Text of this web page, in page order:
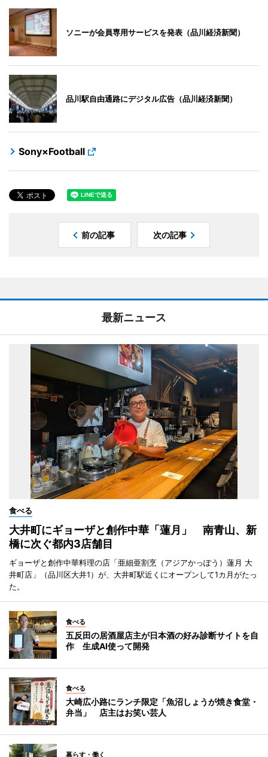
ソニーが会員専用サービスを発表（品川経済新聞）
品川駅自由通路にデジタル広告（品川経済新聞）
Sony×Football
前の記事 次の記事
最新ニュース
食べる
大井町にギョーザと創作中華「蓮月」 南青山、新
橋に次ぐ都内3店舗目
ギョーザと創作中華料理の店「亜細亜割烹（アジアかっぽう）蓮月 大
井町店」（品川区大井1）が、大井町駅近くにオープンして1カ月がたっ
た。
食べる
五反田の居酒屋店主が日本酒の好み診断サイトを自
作 生成AI使って開発
食べる
大崎広小路にランチ限定「魚沼しょうが焼き食堂・
弁当」 店主はお笑い芸人
暮らす・働く